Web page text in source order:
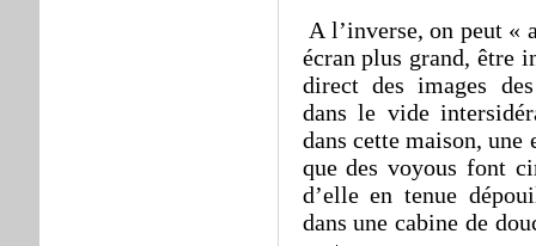
A l’inverse, on peut «
écran plus grand, être
direct des images
dans le vide
dans cette maison,
que des voyous font
d’elle en tenue
dans une cabine de